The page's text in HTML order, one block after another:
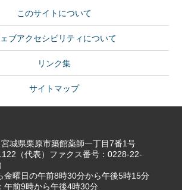
このサイトについて
ブアクセシビリティについて
リンク集
サイトマップ
城県栗原市築館薬師一丁目7番1号
（代表）ファクス番号：0228-22-
金曜日の午前8時30分から午後5時15分
午前9時から午後4時30分